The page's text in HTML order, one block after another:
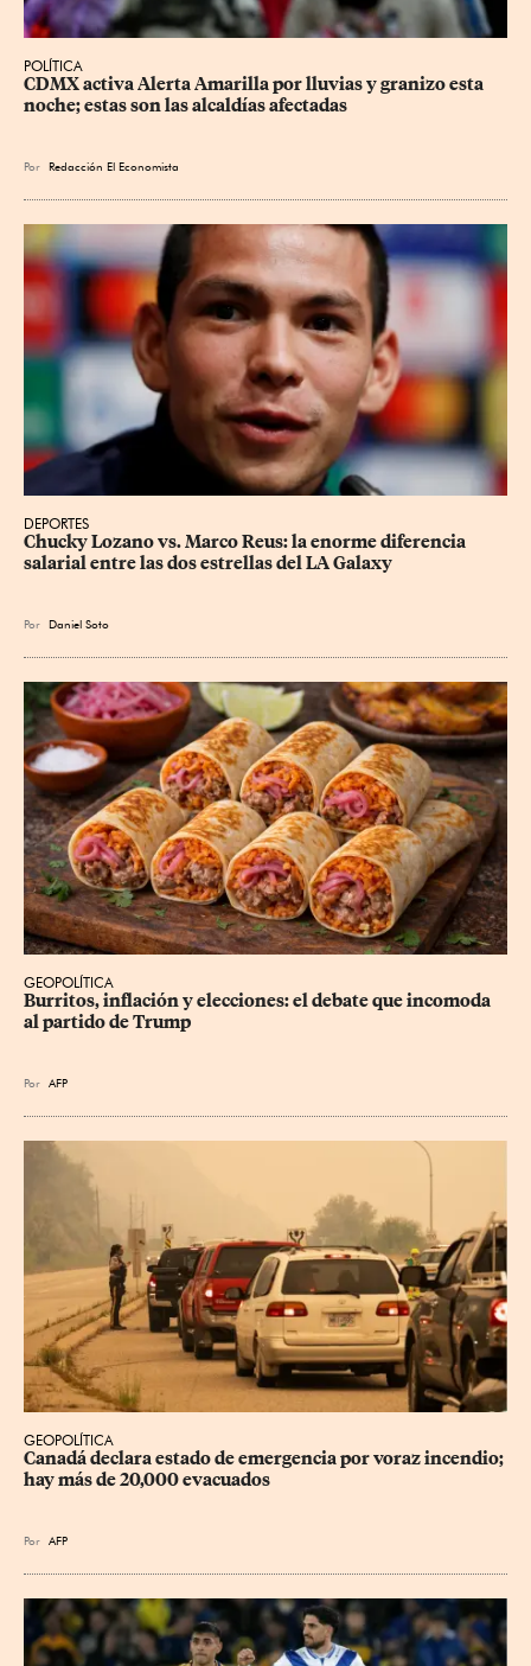
POLÍTICA
CDMX activa Alerta Amarilla por lluvias y granizo esta
noche; estas son las alcaldías afectadas
Por Redacción El Economista
DEPORTES
Chucky Lozano vs. Marco Reus: la enorme diferencia
salarial entre las dos estrellas del LA Galaxy
Por Daniel Soto
GEOPOLÍTICA
Burritos, inflación y elecciones: el debate que incomoda
al partido de Trump
Por AFP
GEOPOLÍTICA
Canadá declara estado de emergencia por voraz incendio;
hay más de 20,000 evacuados
Por AFP